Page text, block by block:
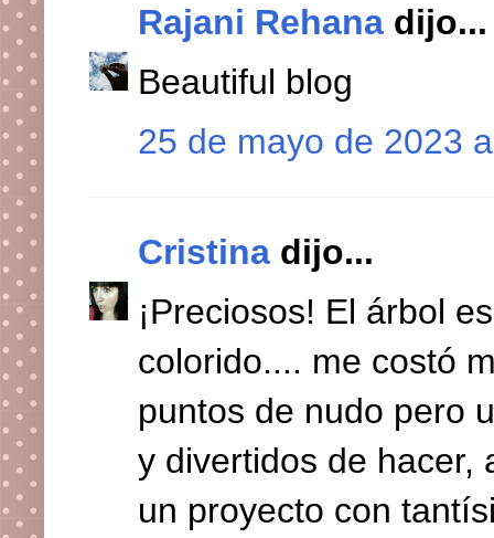
Rajani Rehana dijo...
Beautiful blog
25 de mayo de 2023
Cristina dijo...
¡Preciosos! El árbol
colorido.... me costó
puntos de nudo pero
y divertidos de hacer,
un proyecto con